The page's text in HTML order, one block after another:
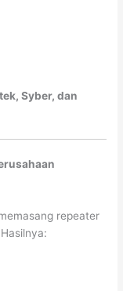
Syber, dan
repeater